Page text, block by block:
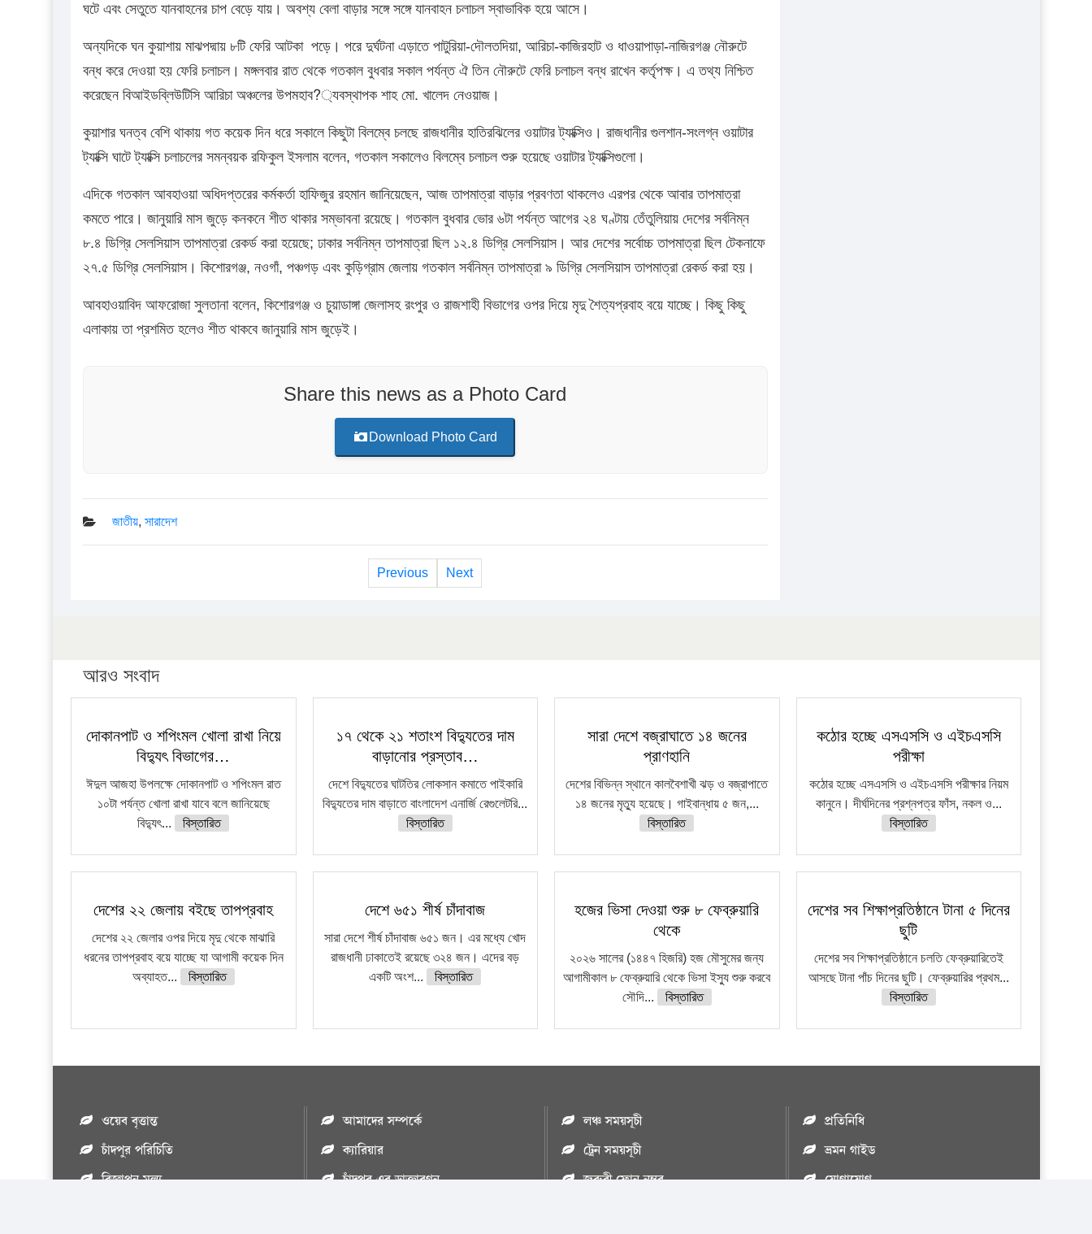
ঘটে এবং সেতুতে যানবাহনের চাপ বেড়ে যায়। অবশ্য বেলা বাড়ার সঙ্গে সঙ্গে যানবাহন চলাচল স্বাভাবিক হয়ে আসে।
অন্যদিকে ঘন কুয়াশায় মাঝপদ্মায় ৮টি ফেরি আটকা পড়ে। পরে দুর্ঘটনা এড়াতে পাটুরিয়া-দৌলতদিয়া, আরিচা-কাজিরহাট ও ধাওয়াপাড়া-নাজিরগঞ্জ নৌরুটে
বন্ধ করে দেওয়া হয় ফেরি চলাচল। মঙ্গলবার রাত থেকে গতকাল বুধবার সকাল পর্যন্ত ঐ তিন নৌরুটে ফেরি চলাচল বন্ধ রাখেন কর্তৃপক্ষ। এ তথ্য নিশ্চিত
করেছেন বিআইডব্লিউটিসি আরিচা অঞ্চলের উপমহাব?্যবস্থাপক শাহ মো. খালেদ নেওয়াজ।
কুয়াশার ঘনত্ব বেশি থাকায় গত কয়েক দিন ধরে সকালে কিছুটা বিলম্বে চলছে রাজধানীর হাতিরঝিলের ওয়াটার ট্যাক্সিও। রাজধানীর গুলশান-সংলগ্ন ওয়াটার
ট্যাক্সি ঘাটে ট্যাক্সি চলাচলের সমন্বয়ক রফিকুল ইসলাম বলেন, গতকাল সকালেও বিলম্বে চলাচল শুরু হয়েছে ওয়াটার ট্যাক্সিগুলো।
এদিকে গতকাল আবহাওয়া অধিদপ্তরের কর্মকর্তা হাফিজুর রহমান জানিয়েছেন, আজ তাপমাত্রা বাড়ার প্রবণতা থাকলেও এরপর থেকে আবার তাপমাত্রা
কমতে পারে। জানুয়ারি মাস জুড়ে কনকনে শীত থাকার সম্ভাবনা রয়েছে। গতকাল বুধবার ভোর ৬টা পর্যন্ত আগের ২৪ ঘণ্টায় তেঁতুলিয়ায় দেশের সর্বনিম্ন
৮.৪ ডিগ্রি সেলসিয়াস তাপমাত্রা রেকর্ড করা হয়েছে; ঢাকার সর্বনিম্ন তাপমাত্রা ছিল ১২.৪ ডিগ্রি সেলসিয়াস। আর দেশের সর্বোচ্চ তাপমাত্রা ছিল টেকনাফে
২৭.৫ ডিগ্রি সেলসিয়াস। কিশোরগঞ্জ, নওগাঁ, পঞ্চগড় এবং কুড়িগ্রাম জেলায় গতকাল সর্বনিম্ন তাপমাত্রা ৯ ডিগ্রি সেলসিয়াস তাপমাত্রা রেকর্ড করা হয়।
আবহাওয়াবিদ আফরোজা সুলতানা বলেন, কিশোরগঞ্জ ও চুয়াডাঙ্গা জেলাসহ রংপুর ও রাজশাহী বিভাগের ওপর দিয়ে মৃদু শৈত্যপ্রবাহ বয়ে যাচ্ছে। কিছু কিছু
এলাকায় তা প্রশমিত হলেও শীত থাকবে জানুয়ারি মাস জুড়েই।
Share this news as a Photo Card
Download Photo Card
জাতীয়, সারাদেশ
Previous Next
আরও সংবাদ
দোকানপাট ও শপিংমল খোলা রাখা নিয়ে
বিদ্যুৎ বিভাগের…
ঈদুল আজহা উপলক্ষে দোকানপাট ও শপিংমল রাত
১০টা পর্যন্ত খোলা রাখা যাবে বলে জানিয়েছে
বিদ্যুৎ...
বিস্তারিত
১৭ থেকে ২১ শতাংশ বিদ্যুতের দাম
বাড়ানোর প্রস্তাব…
দেশে বিদ্যুতের ঘাটতির লোকসান কমাতে পাইকারি
বিদ্যুতের দাম বাড়াতে বাংলাদেশ এনার্জি রেগুলেটরি...
বিস্তারিত
সারা দেশে বজ্রাঘাতে ১৪ জনের
প্রাণহানি
দেশের বিভিন্ন স্থানে কালবৈশাখী ঝড় ও বজ্রাপাতে
১৪ জনের মৃত্যু হয়েছে। গাইবান্ধায় ৫ জন,...
বিস্তারিত
কঠোর হচ্ছে এসএসসি ও এইচএসসি
পরীক্ষা
কঠোর হচ্ছে এসএসসি ও এইচএসসি পরীক্ষার নিয়ম
কানুনে। দীর্ঘদিনের প্রশ্নপত্র ফাঁস, নকল ও...
বিস্তারিত
দেশের ২২ জেলায় বইছে তাপপ্রবাহ
দেশের ২২ জেলার ওপর দিয়ে মৃদু থেকে মাঝারি
ধরনের তাপপ্রবাহ বয়ে যাচ্ছে যা আগামী কয়েক দিন
অব্যাহত...
বিস্তারিত
দেশে ৬৫১ শীর্ষ চাঁদাবাজ
সারা দেশে শীর্ষ চাঁদাবাজ ৬৫১ জন। এর মধ্যে খোদ
রাজধানী ঢাকাতেই রয়েছে ৩২৪ জন। এদের বড়
একটি অংশ...
বিস্তারিত
হজের ভিসা দেওয়া শুরু ৮ ফেব্রুয়ারি
থেকে
২০২৬ সালের (১৪৪৭ হিজরি) হজ মৌসুমের জন্য
আগামীকাল ৮ ফেব্রুয়ারি থেকে ভিসা ইস্যু শুরু করবে
সৌদি...
বিস্তারিত
দেশের সব শিক্ষাপ্রতিষ্ঠানে টানা ৫ দিনের
ছুটি
দেশের সব শিক্ষাপ্রতিষ্ঠানে চলতি ফেব্রুয়ারিতেই
আসছে টানা পাঁচ দিনের ছুটি। ফেব্রুয়ারির প্রথম...
বিস্তারিত
ওয়েব বৃত্তান্ত
চাঁদপুর পরিচিতি
বিজ্ঞাপন মুল্য
আমাদের সম্পর্কে
ক্যারিয়ার
চাঁদপুর এর ডাক্তারগন
লঞ্চ সময়সূচী
ট্রেন সময়সূচী
জরুরী ফোন নম্বর
প্রতিনিধি
ভ্রমন গাইড
যোগাযোগ